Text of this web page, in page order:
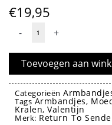
€19,95
-
Armband
blauw
met
glazen
kralen
+
Toevoegen aan
Categorieën
Tags Armbandjes,
Kralen,Valentijn
Merk: Return To